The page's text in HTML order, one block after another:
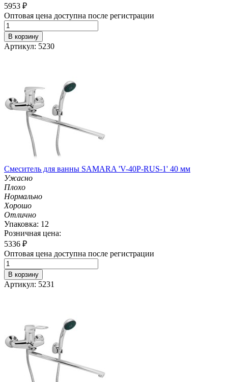
5953 ₽
Оптовая цена доступна после регистрации
В корзину
Артикул: 5230
Смеситель для ванны SAMARA 'V-40P-RUS-1' 40 мм
Ужасно
Плохо
Нормально
Хорошо
Отлично
Упаковка: 12
Розничная цена:
5336 ₽
Оптовая цена доступна после регистрации
В корзину
Артикул: 5231